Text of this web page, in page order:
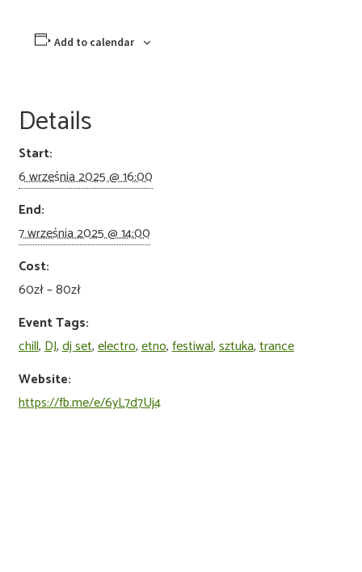
Add to calendar
Details
Start:
6 września 2025 @ 16:00
End:
7 września 2025 @ 14:00
Cost:
60zł – 80zł
Event Tags:
chill,DJ,dj set,electro,etno,festiwal,sztuka,trance
Website:
https://fb.me/e/6yL7d7Uj4